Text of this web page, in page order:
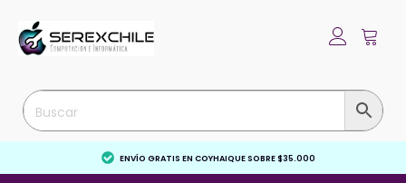
ENVÍO GRATIS EN COYHAIQUE SOBRE $35.000